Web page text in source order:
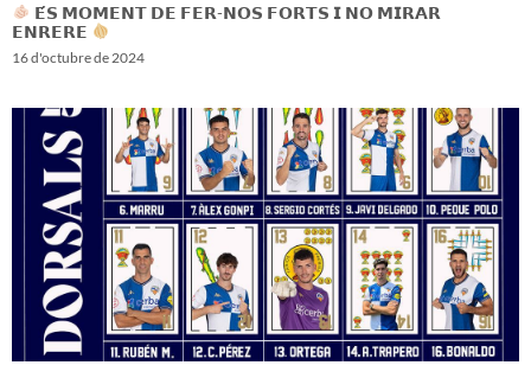
𝗘́𝗦 𝗠𝗢𝗠𝗘𝗡𝗧 𝗗𝗘 𝗙𝗘𝗥-𝗡𝗢𝗦 𝗙𝗢𝗥𝗧𝗦 𝗜 𝗡𝗢 𝗠𝗜𝗥𝗔𝗥
𝗘𝗡𝗥𝗘𝗥𝗘
16 d'octubre de 2024